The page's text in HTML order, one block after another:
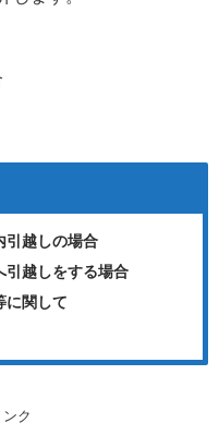
引越しの場合
引越しをする場合
に関して
ク